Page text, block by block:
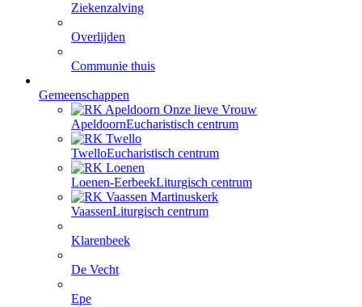
Ziekenzalving
Overlijden
Communie thuis
Gemeenschappen
ApeldoornEucharistisch centrum
TwelloEucharistisch centrum
Loenen-EerbeekLiturgisch centrum
VaassenLiturgisch centrum
Klarenbeek
De Vecht
Epe